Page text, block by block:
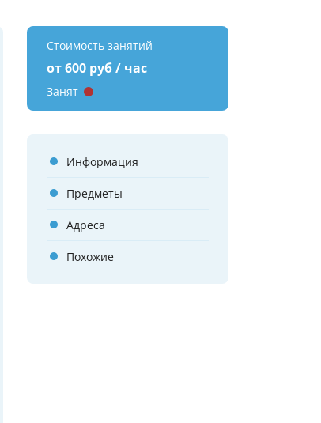
Стоимость занятий
от 600 руб / час
Занят
Информация
Предметы
Адреса
Похожие